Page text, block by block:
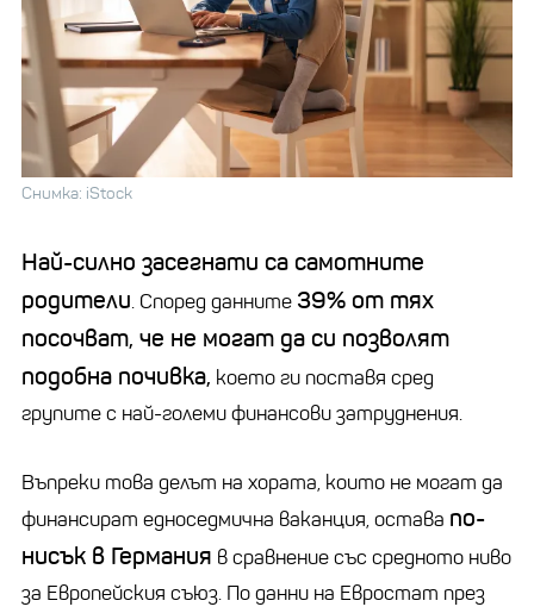
Снимка: iStock
Най-силно засегнати са самотните
родители. Според данните 39% от тях
посочват, че не могат да си позволят
подобна почивка, което ги поставя сред
групите с най-големи финансови затруднения.
Въпреки това делът на хората, които не могат да
финансират едноседмична ваканция, остава по-
нисък в Германия в сравнение със средното ниво
за Европейския съюз. По данни на Евростат през